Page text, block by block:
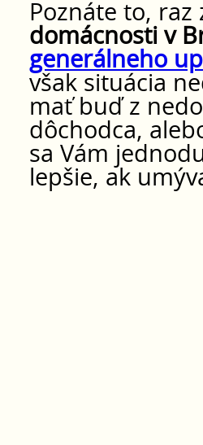
Poznáte to,
domácnosti v
generálneho
však situácia
mať buď z
dôchodca,
sa Vám
lepšie, ak